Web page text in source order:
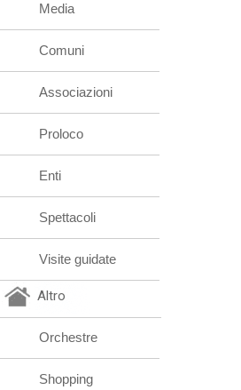
Media
Comuni
Associazioni
Proloco
Enti
Spettacoli
Visite guidate
Altro
Orchestre
Shopping